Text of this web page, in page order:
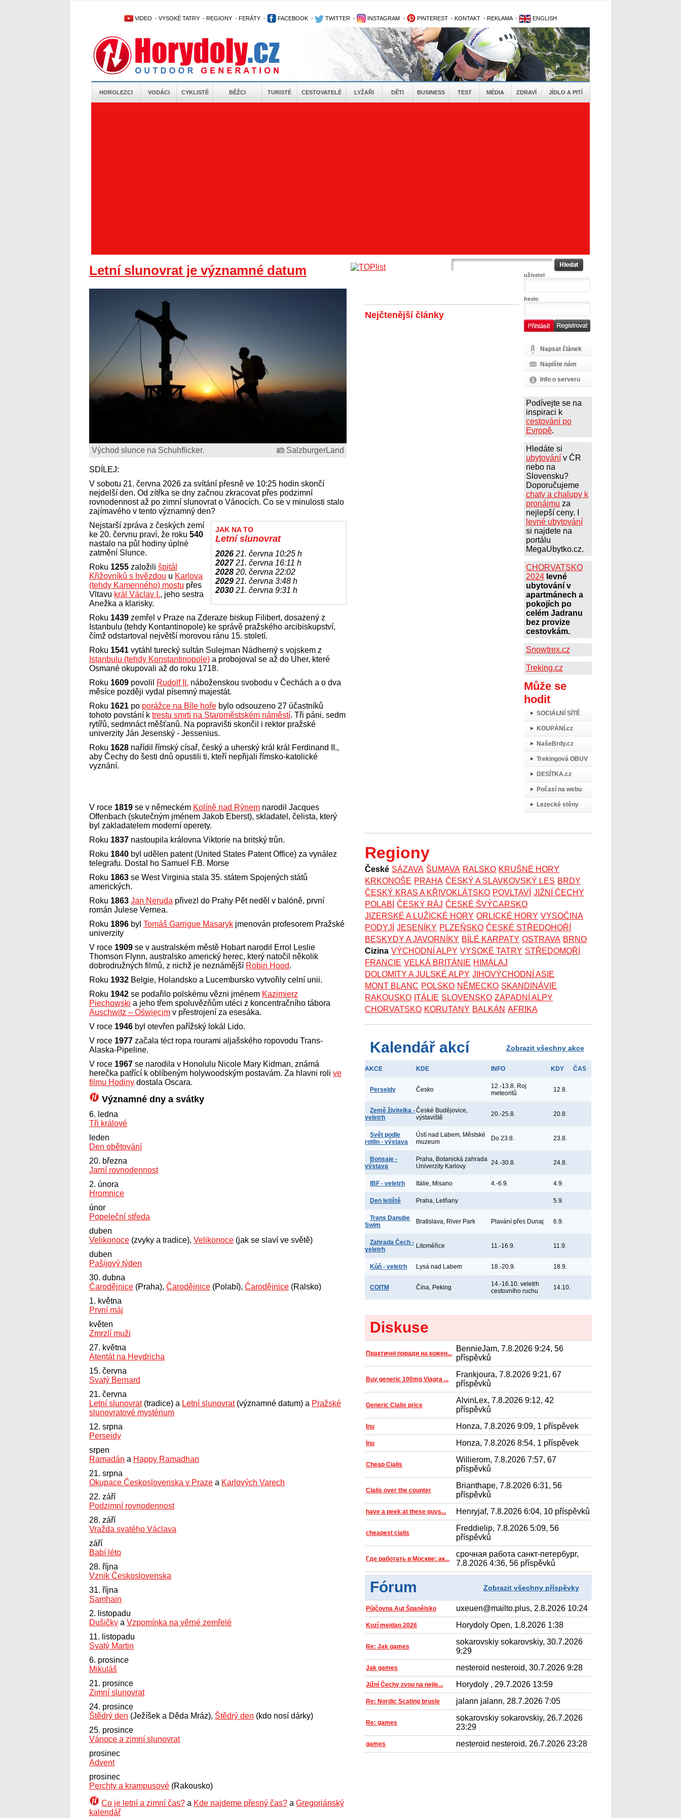
VIDEO - VYSOKÉ TATRY - REGIONY - FERÁTY - FACEBOOK - TWITTER - INSTAGRAM - PINTEREST - KONTAKT - REKLAMA - ENGLISH
HOROLEZCI VODÁCI CYKLISTÉ BĚŽCI TURISTÉ CESTOVATELÉ LYŽAŘI DĚTI BUSINESS TEST MÉDIA ZDRAVÍ JÍDLO A PITÍ
Letní slunovrat je významné datum
Východ slunce na Schuhflicker. SalzburgerLand
SDÍLEJ:
V sobotu 21. června 2026 za svítání přesně ve 10:25 hodin skončí
nejdelší den. Od zítřka se dny začnou zkracovat přes podzimní
rovnodennost až po zimní slunovrat o Vánocích. Co se v minulosti stalo
zajímavého v tento významný den?
JAK NA TO
Letní slunovrat
2026 21. června 10:25 h
202721. června 16:11 h
2028 20. června 22:02
2029 21. června 3:48 h
2030 21. června 9:31 h
Nejstarší zpráva z českých zemí
ke 20. červnu praví, že roku 540
nastalo na půl hodiny úplné
zatmění Slunce.
Roku 1255 založili špitál
Křižovníků s hvězdou u Karlova
(tehdy Kamenného) mostu přes
Vltavu král Václav I., jeho sestra
Anežka a klarisky.
Roku 1439 zemřel v Praze na Zderaze biskup Filibert, dosazený z
Istanbulu (tehdy Kontantinopole) ke správě pražského arcibiskupství,
čímž odstartoval největší morovou ránu 15. století.
Roku 1541 vytáhl turecký sultán Sulejman Nádherný s vojskem z
Istanbulu (tehdy Konstantinopole) a probojoval se až do Uher, které
Osmané okupovali až do roku 1718.
Roku 1609 povolil Rudolf II. náboženskou svobodu v Čechách a o dva
měsíce později vydal písemný majestát.
Roku 1621 po porážce na Bíle hoře bylo odsouzeno 27 účastníků
tohoto povstání k trestu smrti na Staroměstském náměstí. Tři páni, sedm
rytířů, sedmnáct měšťanů. Na popravišti skončil i rektor pražské
univerzity Ján Jesenský - Jessenius.
Roku 1628 nařídil římský císař, český a uherský král král Ferdinand II.,
aby Čechy do šesti dnů opustili ti, kteří nepřijali římsko-katolické
vyznání.
V roce 1819 se v německém Kolíně nad Rýnem narodil Jacques
Offenbach (skutečným jménem Jakob Eberst), skladatel, čelista, který
byl zakladatelem moderní operety.
Roku 1837 nastoupila královna Viktorie na britský trůn.
Roku 1840 byl udělen patent (United States Patent Office) za vynález
telegrafu. Dostal ho Samuel F.B. Morse
Roku 1863 se West Virginia stala 35. státem Spojených států
amerických.
Roku 1863 Jan Neruda přivezl do Prahy Pět neděl v balóně, první
román Julese Vernea.
Roku 1896 byl Tomáš Garrigue Masaryk jmenován profesorem Pražské
univerzity
V roce 1909 se v australském městě Hobart narodil Errol Leslie
Thomson Flynn, australsko americký herec, který natočil několik
dobrodružných filmů, z nichž je neznámější Robin Hood.
Roku 1932 Belgie, Holandsko a Lucembursko vytvořily celní unii.
Roku 1942 se podařilo polskému vězni jménem Kazimierz
Piechowski a jeho třem spoluvězňům utéci z koncentračního tábora
Auschwitz – Oświęcim v přestrojení za esesáka.
V roce 1946 byl otevřen pařížský lokál Lido.
V roce 1977 začala téct ropa rourami aljašského ropovodu Trans-
Alaska-Pipeline.
V roce 1967 se narodila v Honolulu Nicole Mary Kidman, známá
herečka patřící k oblíbeným holywoodským postavám. Za hlavni roli ve
filmu Hodiny dostala Oscara.
Významné dny a svátky
6. ledna
Tři králové
leden
Den obětování
20. března
Jarní rovnodennost
2. února
Hromnice
únor
Popeleční středa
duben
Velikonoce (zvyky a tradice), Velikonoce (jak se slaví ve světě)
duben
Pašijový týden
30. dubna
Čarodějnice (Praha), Čarodějnice (Polabí), Čarodějnice (Ralsko)
1. května
První máj
květen
Zmrzlí muži
27. května
Atentát na Heydricha
15. června
Svatý Bernard
21. června
Letní slunovrat(tradice) a Letní slunovrat(významné datum) a Pražské
slunovratové mystérium
12. srpna
Perseidy
srpen
Ramadán a Happy Ramadhan
21. srpna
Okupace Československa v Praze a Karlových Varech
22. září
Podzimní rovnodennost
28. září
Vražda svatého Václava
září
Babí léto
28. října
Vznik Československa
31. října
Samhain
2. listopadu
Dušičky a Vzpomínka na věrné zemřelé
11. listopadu
Svatý Martin
6. prosince
Mikuláš
21. prosince
Zimní slunovrat
24. prosince
Štědrý den (Ježíšek a Děda Mráz), Štědrý den (kdo nosí dárky)
25. prosince
Vánoce a zimní slunovrat
prosinec
Advent
prosinec
Perchty a krampusové (Rakousko)
Co je letní a zimní čas? a Kde najdeme přesný čas? a Gregoriánský
kalendář
uživatel
heslo
Napsat článek
Napište nám
Info o serveru
Podívejte se na
inspiraci k
cestování po
Evropě.
Hledáte si
ubytovánív ČR
nebo na
Slovensku?
Doporučujeme
chaty a chalupy k
pronájmu za
nejlepší ceny. I
levné ubytování
si najdete na
portálu
MegaUbytko.cz.
CHORVATSKO
2024 levné
ubytování v
apartmánech a
pokojích po
celém Jadranu
bez provize
cestovkám.
Snowtrex.cz
Treking.cz
Může se
hodit
SOCIÁLNÍ SÍTĚ
KOUPÁNÍ.cz
NašeBrdy.cz
Trekingová OBUV
DESÍTKA.cz
Počasí na webu
Lezecké stěny
Nejčtenější články
Regiony
České SÁZAVA ŠUMAVA RALSKO KRUŠNÉ HORY
KRKONOŠE PRAHA ČESKÝ A SLAVKOVSKÝ LES BRDY
ČESKÝ KRAS A KŘIVOKLÁTSKO POVLTAVÍ JIŽNÍ ČECHY
POLABÍ
ČESKÝ RÁJ ČESKÉ ŠVÝCARSKO
JIZERSKÉ A LUŽICKÉ HORY ORLICKÉ HORY VYSOČINA
PODYJÍ
JESENÍKY PLZEŇSKO ČESKÉ STŘEDOHOŘÍ
BESKYDY A JAVORNÍKY BÍLÉ KARPATY OSTRAVA BRNO
Cizina VÝCHODNÍ ALPY VYSOKÉ TATRY STŘEDOMOŘÍ
FRANCIE VELKÁ BRITÁNIE HIMÁLAJ
DOLOMITY A JULSKÉ ALPY JIHOVÝCHODNÍ ASIE
MONT BLANC POLSKO NĚMECKO SKANDINÁVIE
RAKOUSKO ITÁLIE SLOVENSKO ZÁPADNÍ ALPY
CHORVATSKO KORUTANY BALKÁN AFRIKA
Kalendář akcí Zobrazit všechny akce
AKCE KDE INFO KDY ČAS
Perseidy Česko
12.-13.8. Roj
meteoritů
12.8.
Země živitelka -
veletrh
České Budějovice,
výstaviště
20.-25.8. 20.8.
Svět podle
rotlin - výstava
Ústí nad Labem, Městské
muzeum
Do 23.8. 23.8.
Bonsaje -
výstava
Praha, Botanická zahrada
Univerzity Karlovy
24.-30.8. 24.8.
IBF - veletrh Itálie, Misano 4.-6.9. 4.9.
Den letiště Praha, Letňany 5.9.
Trans Danube
Swim
Bratislava, River Park Plavání přes Dunaj 6.9.
Zahrada Čech -
veletrh
Litoměřice 11.-16.9. 11.9.
Kůň - veletrh Lysá nad Labem 18.-20.9. 18.9.
COITM Čína, Peking
14.-16.10. veletrh
cestovního ruchu
14.10.
Diskuse
Практичні поради на кожен...
BennieJam, 7.8.2026 9:24, 56
příspěvků
Buy generic 100mg Viagra ...
Frankjoura, 7.8.2026 9:21, 67
příspěvků
Generic Cialis price
AlvinLex, 7.8.2026 9:12, 42
příspěvků
Inu Honza, 7.8.2026 9:09, 1 příspěvek
Inu Honza, 7.8.2026 8:54, 1 příspěvek
Cheap Cialis
Willierom, 7.8.2026 7:57, 67
příspěvků
Cialis over the counter
Brianthape, 7.8.2026 6:31, 56
příspěvků
have a peek at these guys... Henryjaf, 7.8.2026 6:04, 10 příspěvků
cheapest cialis
Freddielip, 7.8.2026 5:09, 56
příspěvků
Где работать в Москве: ак...
срочная работа санкт-петербург,
7.8.2026 4:36, 56 příspěvků
Fórum Zobrazit všechny příspěvky
Půjčovna Aut Španělsko uxeuen@mailto.plus, 2.8.2026 10:24
Kozí mejdan 2026 Horydoly Open, 1.8.2026 1:38
Re: Jak games
sokarovskiy sokarovskiy, 30.7.2026
9:29
Jak games nesteroid nesteroid, 30.7.2026 9:28
Jižní Čechy zvou na nejle... Horydoly , 29.7.2026 13:59
Re: Nordic Scating brusle jalann jalann, 28.7.2026 7:05
Re: games
sokarovskiy sokarovskiy, 26.7.2026
23:29
games nesteroid nesteroid, 26.7.2026 23:28